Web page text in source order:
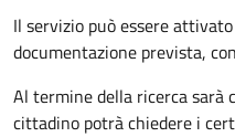
Il servizio può essere
documentazione prevista,
Al termine della ricerca sarà
cittadino potrà chiedere i